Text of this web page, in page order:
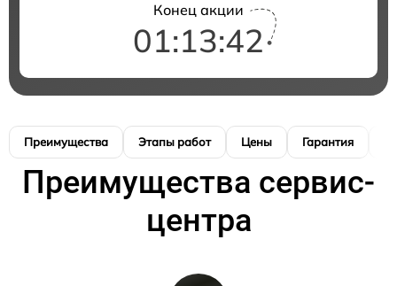
Конец акции
01:13:41
Преимущества Этапы работ Цены Гарантия
Преимущества сервис-
центра